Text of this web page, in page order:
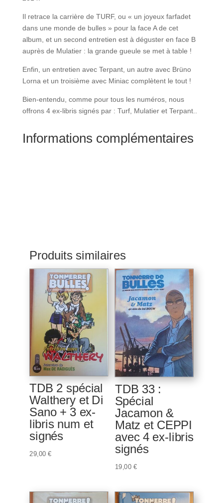
Il retrace la carrière de TURF, ou « un joyeux farfadet
dans une monde de bulles » pour la face A de cet
album, et un second entretien est à déguster en face B
auprès de Mulatier : la grande gueule se met à table !
Enfin, un entretien avec Terpant, un autre avec Brüno
Lorna et un troisième avec Miniac complètent le tout !
Bien-entendu, comme pour tous les numéros, nous
offrons 4 ex-libris signés par : Turf, Mulatier et Terpant..
Informations complémentaires
Produits similaires
TDB 2 spécial
Walthery et Di
Sano + 3 ex-
libris num et
signés
29,00 €
TDB 33 :
Spécial
Jacamon &
Matz et CEPPI
avec 4 ex-libris
signés
19,00 €